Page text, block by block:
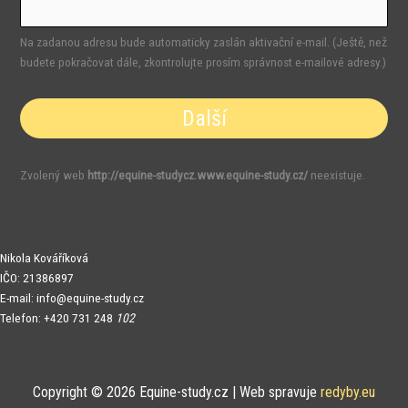
Na zadanou adresu bude automaticky zaslán aktivační e-mail. (Ještě, než
budete pokračovat dále, zkontrolujte prosím správnost e-mailové adresy.)
Zvolený web http://equine-studycz.www.equine-study.cz/ neexistuje.
Nikola Kováříková
IČO: 21386897
E-mail: info@equine-study.cz
Telefon: +420 731 248 102
Copyright © 2026 Equine-study.cz | Web spravuje redyby.eu